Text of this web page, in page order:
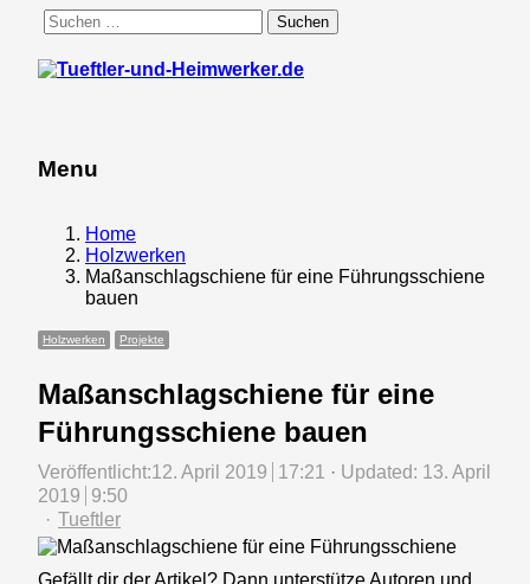
Suchen
nach:
Menu
Menu
Home
Holzwerken
Maßanschlagschiene für eine Führungsschiene
bauen
Holzwerken Projekte
Maßanschlagschiene für eine
Führungsschiene bauen
Veröffentlicht:12. April 2019 17:21
Updated: 13. April
2019
9:50
Author
Tueftler
Gefällt dir der Artikel? Dann unterstütze Autoren und